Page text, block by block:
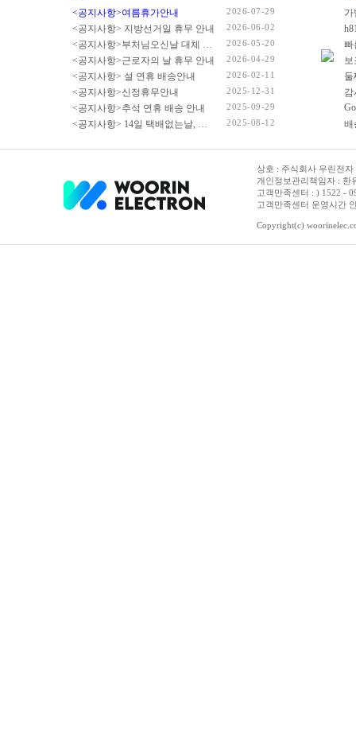
<공지사항>여름휴가안내 2026-07-29
<공지사항> 지방선거일 휴무 안내 2026-06-02
<공지사항>부처님오신날 대체 휴무 안내 2026-05-20
<공지사항>근로자의 날 휴무 안내 2026-04-29
<공지사항> 설 연휴 배송안내 2026-02-11
<공지사항>신정휴무안내 2025-12-31
<공지사항>추석 연휴 배송 안내 2025-09-29
<공지사항> 14일 택배없는날, 광복절 휴무 배송 안내 2025-08-12
빠
감
상호 : 주식회사 우린전
개인정보관리책임자 : 한
고객만족센터 : ) 1522 -
고객만족센터 운영시간
Copyright(c)